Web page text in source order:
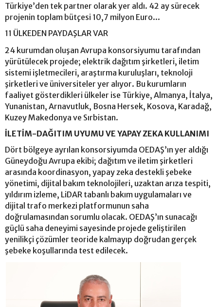
Türkiye’den tek partner olarak yer aldı. 42 ay sürecek
projenin toplam bütçesi 10,7 milyon Euro...
11 ÜLKEDEN PAYDAŞLAR VAR
24 kurumdan oluşan Avrupa konsorsiyumu tarafından
yürütülecek projede; elektrik dağıtım şirketleri, iletim
sistemi işletmecileri, araştırma kuruluşları, teknoloji
şirketleri ve üniversiteler yer alıyor. Bu kurumların
faaliyet gösterdikleri ülkeler ise Türkiye, Almanya, İtalya,
Yunanistan, Arnavutluk, Bosna Hersek, Kosova, Karadağ,
Kuzey Makedonya ve Sırbistan.
İLETİM-DAĞITIM UYUMU VE YAPAY ZEKA KULLANIMI
Dört bölgeye ayrılan konsorsiyumda OEDAŞ’ın yer aldığı
Güneydoğu Avrupa ekibi; dağıtım ve iletim şirketleri
arasında koordinasyon, yapay zeka destekli şebeke
yönetimi, dijital bakım teknolojileri, uzaktan arıza tespiti,
yıldırım izleme, LiDAR tabanlı bakım uygulamaları ve
dijital trafo merkezi platformunun saha
doğrulamasından sorumlu olacak. OEDAŞ’ın sunacağı
güçlü saha deneyimi sayesinde projede geliştirilen
yenilikçi çözümler teoride kalmayıp doğrudan gerçek
şebeke koşullarında test edilecek.